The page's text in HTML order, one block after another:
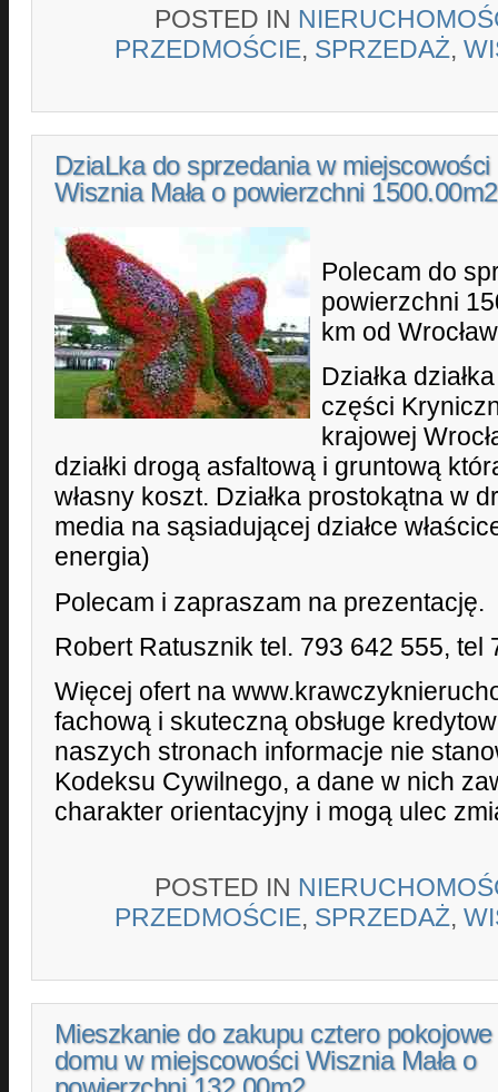
POSTED IN
PRZEDMOŚCIE, SPRZEDAŻ,
DziaLka do sprzedania w miejscowości
Wisznia Mała o powierzchni 1500.00m2
Polecam do
powierzchni
km od
Działka
części
krajowej
działki drogą asfaltową i gruntową
własny koszt. Działka prostokątna w
media na sąsiadującej działce
energia)
Polecam i zapraszam na prezentację.
Robert Ratusznik tel. 793 642 555, tel
Więcej ofert na
fachową i skuteczną obsługe
naszych stronach informacje nie
Kodeksu Cywilnego, a dane w nich
charakter orientacyjny i mogą ulec
POSTED IN
PRZEDMOŚCIE, SPRZEDAŻ,
Mieszkanie do zakupu cztero
domu w miejscowości Wisznia Mała o